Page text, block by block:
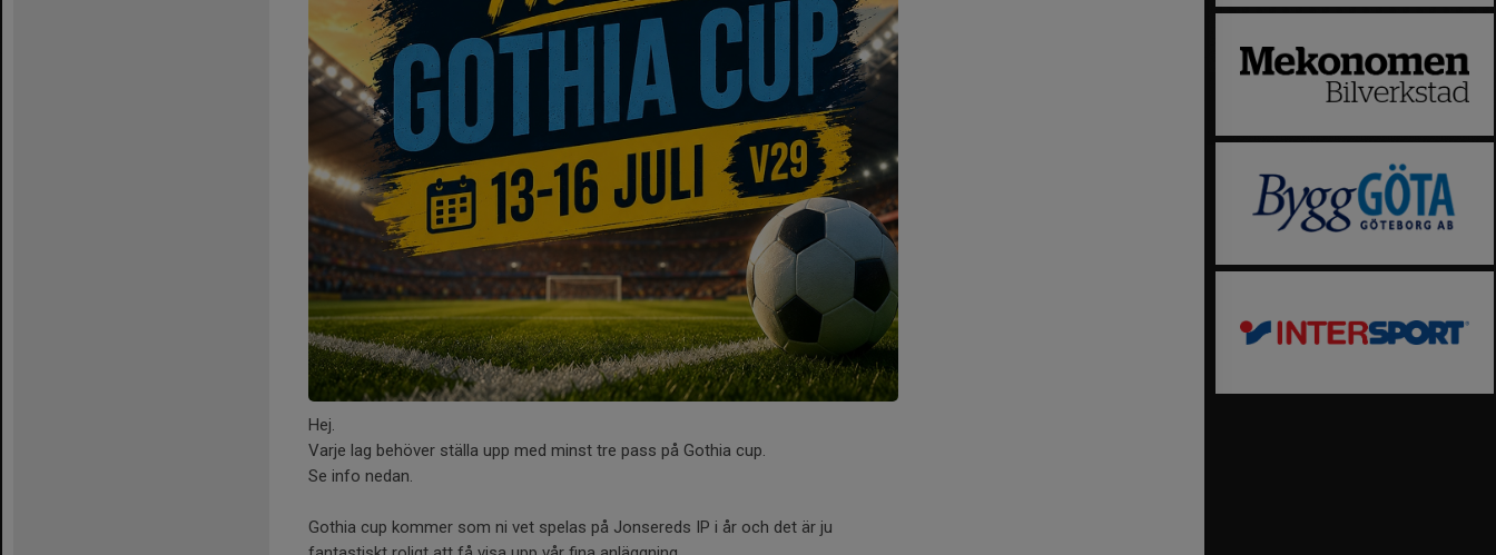
Hej.
Varje lag behöver ställa upp med minst tre pass på Gothia cup.
Se info nedan.
Gothia cup kommer som ni vet spelas på Jonsereds IP i år och det är ju